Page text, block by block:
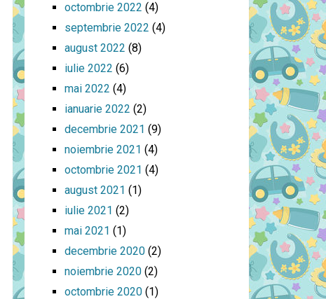
octombrie 2022 (4)
septembrie 2022 (4)
august 2022 (8)
iulie 2022 (6)
mai 2022 (4)
ianuarie 2022 (2)
decembrie 2021 (9)
noiembrie 2021 (4)
octombrie 2021 (4)
august 2021 (1)
iulie 2021 (2)
mai 2021 (1)
decembrie 2020 (2)
noiembrie 2020 (2)
octombrie 2020 (1)